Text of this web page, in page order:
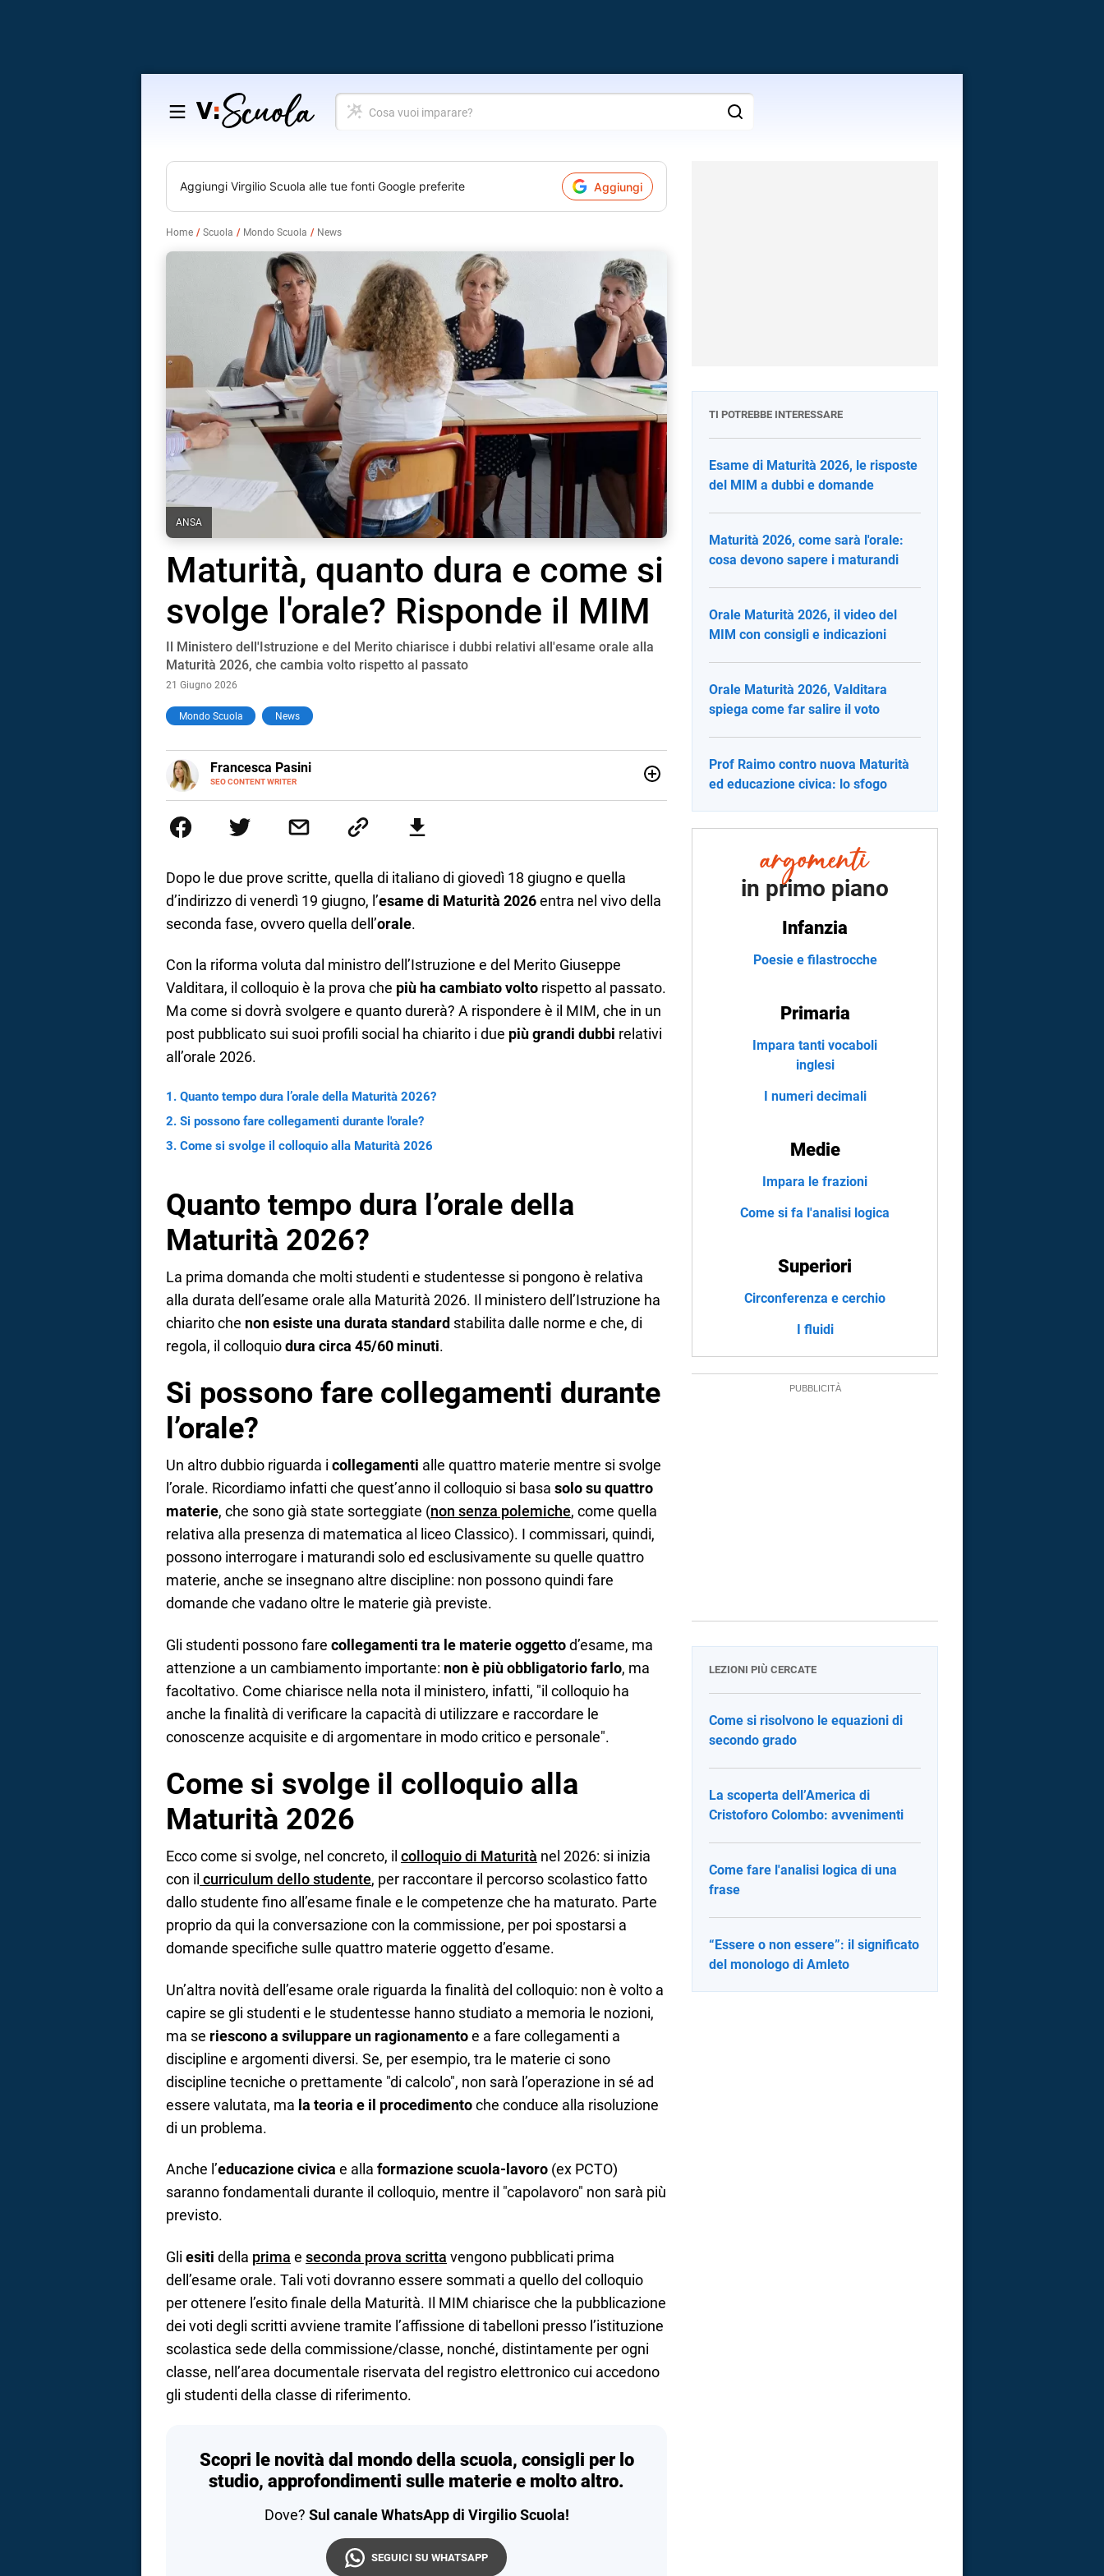
Salta
contenuto
Cosa
vuoi
Aggiungi Virgilio Scuola alle tue fonti Google preferite Aggiungi
Home Scuola Mondo Scuola News
ANSA
Maturità, quanto dura e come si
svolge l'orale? Risponde il MIM
Il Ministero dell'Istruzione e del Merito chiarisce i dubbi relativi all'esame orale alla
Maturità 2026, che cambia volto rispetto al passato
21 Giugno 2026
Mondo Scuola News
Francesca Pasini
SEO CONTENT WRITER
E-
MAIL
parlano di luoghi, viaggi unici, cultura e lifestyle, che trasformo in parole scritte per lavoro e
per passione.
Dopo le due prove scritte, quella di italiano di giovedì 18 giugno e quella
d’indirizzo di venerdì 19 giugno, l’esame di Maturità 2026entra nel vivo della
seconda fase, ovvero quella dell’orale.
Con la riforma voluta dal ministro dell’Istruzione e del Merito Giuseppe
Valditara, il colloquio è la prova che più ha cambiato volto rispetto al passato.
Ma come si dovrà svolgere e quanto durerà? A rispondere è il MIM, che in un
post pubblicato sui suoi profili social ha chiarito i due più grandi dubbi relativi
all’orale 2026.
Quanto tempo dura l’orale della Maturità 2026?
Si possono fare collegamenti durante l'orale?
Come si svolge il colloquio alla Maturità 2026
Quanto tempo dura l’orale della
Maturità 2026?
La prima domanda che molti studenti e studentesse si pongono è relativa
alla durata dell’esame orale alla Maturità 2026. Il ministero dell’Istruzione ha
chiarito che non esiste una durata standard stabilita dalle norme e che, di
regola, il colloquiodura circa 45/60 minuti.
Si possono fare collegamenti durante
l’orale?
Un altro dubbio riguarda i collegamenti alle quattro materie mentre si svolge
l’orale. Ricordiamo infatti che quest’anno il colloquio si basa solo su quattro
materie, che sono già state sorteggiate (non senza polemiche, come quella
relativa alla presenza di matematica al liceo Classico). I commissari, quindi,
possono interrogare i maturandi solo ed esclusivamente su quelle quattro
materie, anche se insegnano altre discipline: non possono quindi fare
domande che vadano oltre le materie già previste.
Gli studenti possono fare collegamenti tra le materie oggettod’esame, ma
attenzione a un cambiamento importante: non è più obbligatorio farlo, ma
facoltativo. Come chiarisce nella nota il ministero, infatti, "il colloquio ha
anche la finalità di verificare la capacità di utilizzare e raccordare le
conoscenze acquisite e di argomentare in modo critico e personale".
Come si svolge il colloquio alla
Maturità 2026
Ecco come si svolge, nel concreto, il colloquio di Maturità nel 2026: si inizia
con il curriculum dello studente, per raccontare il percorso scolastico fatto
dallo studente fino all’esame finale e le competenze che ha maturato. Parte
proprio da qui la conversazione con la commissione, per poi spostarsi a
domande specifiche sulle quattro materie oggetto d’esame.
Un’altra novità dell’esame orale riguarda la finalità del colloquio: non è volto a
capire se gli studenti e le studentesse hanno studiato a memoria le nozioni,
ma se riescono a sviluppare un ragionamentoe a fare collegamenti a
discipline e argomenti diversi. Se, per esempio, tra le materie ci sono
discipline tecniche o prettamente "di calcolo", non sarà l’operazione in sé ad
essere valutata, ma la teoria e il procedimentoche conduce alla risoluzione
di un problema.
Anche l’educazione civica e alla formazione scuola-lavoro (ex PCTO)
saranno fondamentali durante il colloquio, mentre il "capolavoro" non sarà più
previsto.
Gli esiti della prima e seconda prova scritta vengono pubblicati prima
dell’esame orale. Tali voti dovranno essere sommati a quello del colloquio
per ottenere l’esito finale della Maturità. Il MIM chiarisce che la pubblicazione
dei voti degli scritti avviene tramite l’affissione di tabelloni presso l’istituzione
scolastica sede della commissione/classe, nonché, distintamente per ogni
classe, nell’area documentale riservata del registro elettronico cui accedono
gli studenti della classe di riferimento.
Scopri le novità dal mondo della scuola, consigli per lo
studio, approfondimenti sulle materie e molto altro.
Dove? Sul canale WhatsApp di Virgilio Scuola!
SEGUICI SU WHATSAPP
TI POTREBBE INTERESSARE
Esame di Maturità 2026, le risposte
del MIM a dubbi e domande
Maturità 2026, come sarà l'orale:
cosa devono sapere i maturandi
Orale Maturità 2026, il video del
MIM con consigli e indicazioni
Orale Maturità 2026, Valditara
spiega come far salire il voto
Prof Raimo contro nuova Maturità
ed educazione civica: lo sfogo
in primo piano
Infanzia
Poesie e filastrocche
Primaria
Impara tanti vocaboli
inglesi
I numeri decimali
Medie
Impara le frazioni
Come si fa l'analisi logica
Superiori
Circonferenza e cerchio
I fluidi
LEZIONI PIÙ CERCATE
Come si risolvono le equazioni di
secondo grado
La scoperta dell’America di
Cristoforo Colombo: avvenimenti
Come fare l'analisi logica di una
frase
“Essere o non essere”: il significato
del monologo di Amleto